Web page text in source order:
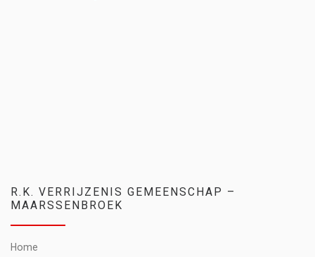
R.K. VERRIJZENIS GEMEENSCHAP –
MAARSSENBROEK
Home